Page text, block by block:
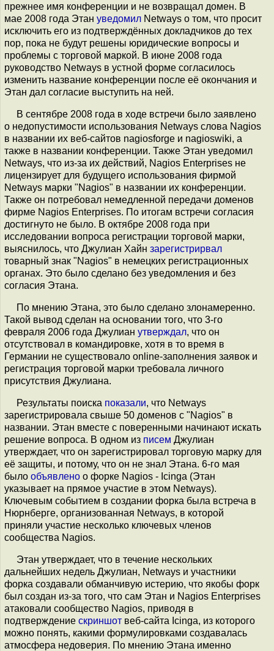
прежнее имя конференции и не возвращал домен. В
мае 2008 года Этан уведомил Netways о том, что просит
исключить его из подтверждённых докладчиков до тех
пор, пока не будут решены юридические вопросы и
проблемы с торговой маркой. В июне 2008 года
руководство Netways в устной форме согласилось
изменить название конференции после её окончания и
Этан дал согласие выступить на ней.
В сентябре 2008 года в ходе встречи было заявлено
о недопустимости использования Netways слова Nagios
в названии их веб-сайтов nagiosforge и nagioswiki, а
также в названии конференции. Также Этан уведомил
Netways, что из-за их действий, Nagios Enterprises не
лицензирует для будущего использования фирмой
Netways марки "Nagios" в названии их конференции.
Также он потребовал немедленной передачи доменов
фирме Nagios Enterprises. По итогам встречи согласия
достигнуто не было. В октябре 2008 года при
исследовании вопроса регистрации торговой марки,
выяснилось, что Джулиан Хайн зарегистрирвал
товарный знак "Nagios" в немецких регистрационных
органах. Это было сделано без уведомления и без
согласия Этана.
По мнению Этана, это было сделано злонамеренно.
Такой вывод сделан на основании того, что 3-го
февраля 2006 года Джулиан утверждал, что он
отсутствовал в командировке, хотя в то время в
Германии не существовало online-заполнения заявок и
регистрация торговой марки требовала личного
присутствия Джулиана.
Результаты поиска показали, что Netways
зарегистрировала свыше 50 доменов с "Nagios" в
названии. Этан вместе с поверенными начинают искать
решение вопроса. В одном из писем Джулиан
утверждает, что он зарегистрировал торговую марку для
её защиты, и потому, что он не знал Этана. 6-го мая
было объявлено о форке Nagios - Icinga (Этан
указывает на прямое участие в этом Netways).
Ключевым событием в создании форка была встреча в
Нюрнберге, организованная Netways, в которой
приняли участие несколько ключевых членов
сообщества Nagios.
Этан утверждает, что в течение нескольких
дальнейших недель Джулиан, Netways и участники
форка создавали обманчивую истерию, что якобы форк
был создан из-за того, что сам Этан и Nagios Enterprises
атаковали сообщество Nagios, приводя в
подтверждение скриншот веб-сайта Icinga, из которого
можно понять, какими формулировками создавалась
атмосфера недоверия. По мнению Этана именно